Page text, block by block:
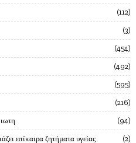
112
3
454
492
595
216
94
επίκαιρα ζητήματα υγείας 2